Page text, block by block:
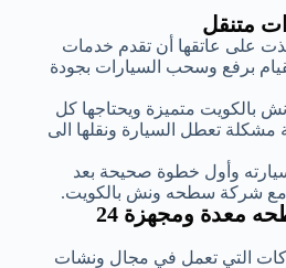
متنقل
على عاتقها أن تقدم خدمات
برفع وسحب السيارات بجودة
متميزة ويحتاجها كل
مشكلة تعطل السيارة ونقلها الى
سيارته وأول خطوة صحيحة بعد
مع شركة سطحه ونش بالكويت.
سيارات ونش وسطحه معدة ومجهزة 24
التي تعمل في مجال ونشات